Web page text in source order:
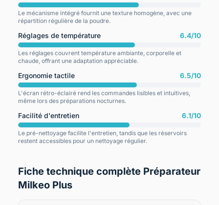
Le mécanisme intégré fournit une texture homogène, avec une
répartition régulière de la poudre.
Réglages de température 6.4/10
Les réglages couvrent température ambiante, corporelle et
chaude, offrant une adaptation appréciable.
Ergonomie tactile 6.5/10
L'écran rétro-éclairé rend les commandes lisibles et intuitives,
même lors des préparations nocturnes.
Facilité d'entretien 6.1/10
Le pré-nettoyage facilite l'entretien, tandis que les réservoirs
restent accessibles pour un nettoyage régulier.
Fiche technique complète Préparateur
Milkeo Plus